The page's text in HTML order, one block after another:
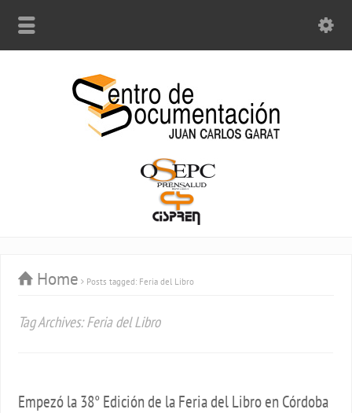
Home Posts tagged: Feria del Libro
Tag Archives: Feria del Libro
Empezó la 38° Edición de la Feria del Libro en Córdoba